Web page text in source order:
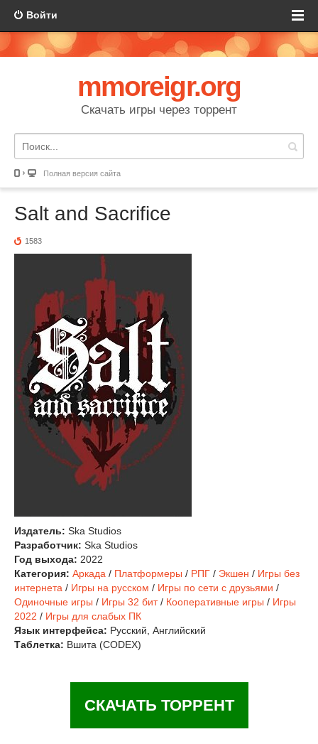
Войти
mmoreigr.org
Скачать игры через торрент
Полная версия сайта
Salt and Sacrifice
1583
Издатель: Ska Studios
Разработчик: Ska Studios
Год выхода: 2022
Категория: Аркада / Платформеры / РПГ / Экшен / Игры без
интернета / Игры на русском / Игры по сети с друзьями /
Одиночные игры / Игры 32 бит/ Кооперативные игры / Игры
2022 / Игры для слабых ПК
Язык интерфейса: Русский, Английский
Таблетка: Вшита (CODEX)
СКАЧАТЬ ТОРРЕНТ